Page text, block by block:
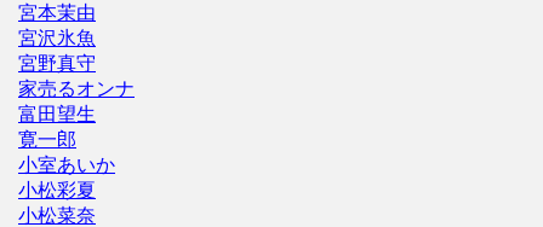
宮本茉由
宮沢氷魚
宮野真守
家売るオンナ
富田望生
寛一郎
小室あいか
小松彩夏
小松菜奈